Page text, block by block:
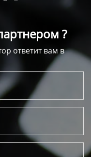
?
ответит вам в